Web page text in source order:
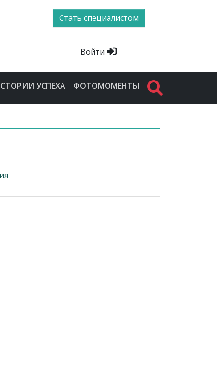
Стать специалистом
Войти
УСПЕХА ФОТОМОМЕНТЫ